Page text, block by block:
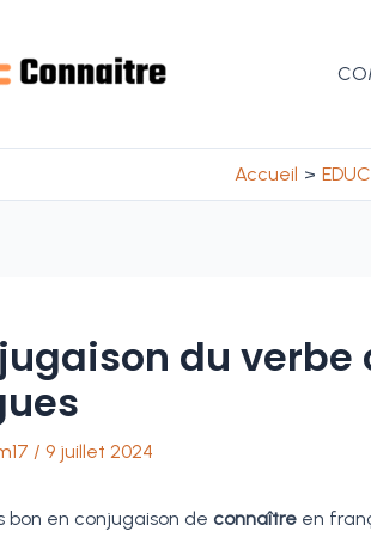
Accueil
du verbe
/ 9 juillet 2024
bon en conjugaison de connaître en